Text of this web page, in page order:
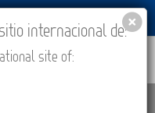
internacional de:
site of: